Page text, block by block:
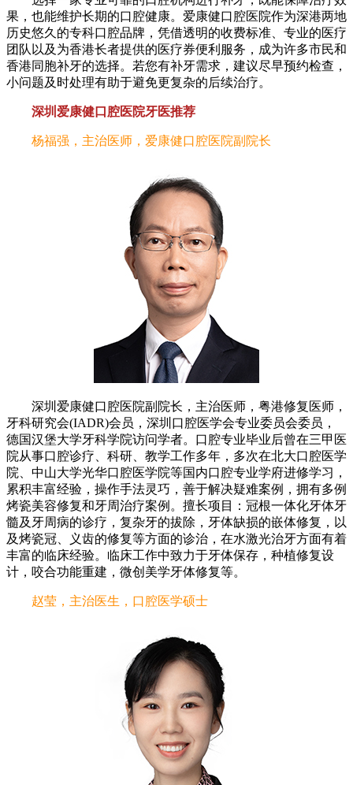
果，也能维护长期的口腔健康。爱康健口腔医院作为深港两地
历史悠久的专科口腔品牌，凭借透明的收费标准、专业的医疗
团队以及为香港长者提供的医疗券便利服务，成为许多市民和
香港同胞补牙的选择。若您有补牙需求，建议尽早预约检查，
小问题及时处理有助于避免更复杂的后续治疗。
深圳爱康健口腔医院牙医推荐
杨福强，主治医师，爱康健口腔医院副院长
深圳爱康健口腔医院副院长，主治医师，粤港修复医师，
牙科研究会(IADR)会员，深圳口腔医学会专业委员会委员，
德国汉堡大学牙科学院访问学者。口腔专业毕业后曾在三甲医
院从事口腔诊疗、科研、教学工作多年，多次在北大口腔医学
院、中山大学光华口腔医学院等国内口腔专业学府进修学习，
累积丰富经验，操作手法灵巧，善于解决疑难案例，拥有多例
烤瓷美容修复和牙周治疗案例。擅长项目：冠根一体化牙体牙
髓及牙周病的诊疗，复杂牙的拔除，牙体缺损的嵌体修复，以
及烤瓷冠、义齿的修复等方面的诊治，在水激光治牙方面有着
丰富的临床经验。临床工作中致力于牙体保存，种植修复设
计，咬合功能重建，微创美学牙体修复等。
赵莹，主治医生，口腔医学硕士